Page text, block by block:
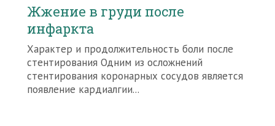
Жжение в груди после
инфаркта
Характер и продолжительность боли после
стентирования Одним из осложнений
стентирования коронарных сосудов является
появление кардиалгии...